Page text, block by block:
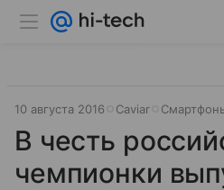
10 августа 2016 Caviar
В честь
чемпионки